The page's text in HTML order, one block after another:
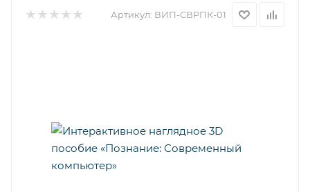
Артикул: ВИП-СВРПК-01